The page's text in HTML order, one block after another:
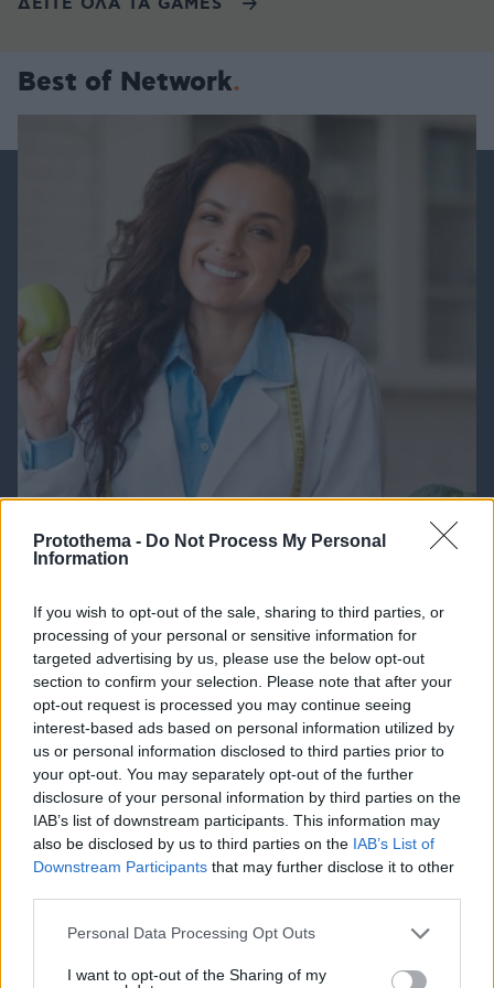
Protothema - Do Not Process My Personal
Information
If you wish to opt-out of the sale, sharing to third parties, or
processing of your personal or sensitive information for
targeted advertising by us, please use the below opt-out
section to confirm your selection. Please note that after your
opt-out request is processed you may continue seeing
interest-based ads based on personal information utilized by
us or personal information disclosed to third parties prior to
your opt-out. You may separately opt-out of the further
disclosure of your personal information by third parties on the
IAB’s list of downstream participants. This information may
also be disclosed by us to third parties on the IAB’s List of
Downstream Participants that may further disclose it to other
Please note that this website/app uses one or more Google
not limited to your visit or usage behaviour. You may click to
Personal Data Processing Opt Outs
I want to opt-out of the Sharing of my
ΔΕΙΤΕ ΟΛΑ ΤΑ GAMES
Best of Network
Τα φρούτα που επιλέγουν 4 ενδοκρινολόγοι για
καλύτερο έλεγχο του σακχάρου – Το ένα μειώνει
το λίπος στην κοιλιά